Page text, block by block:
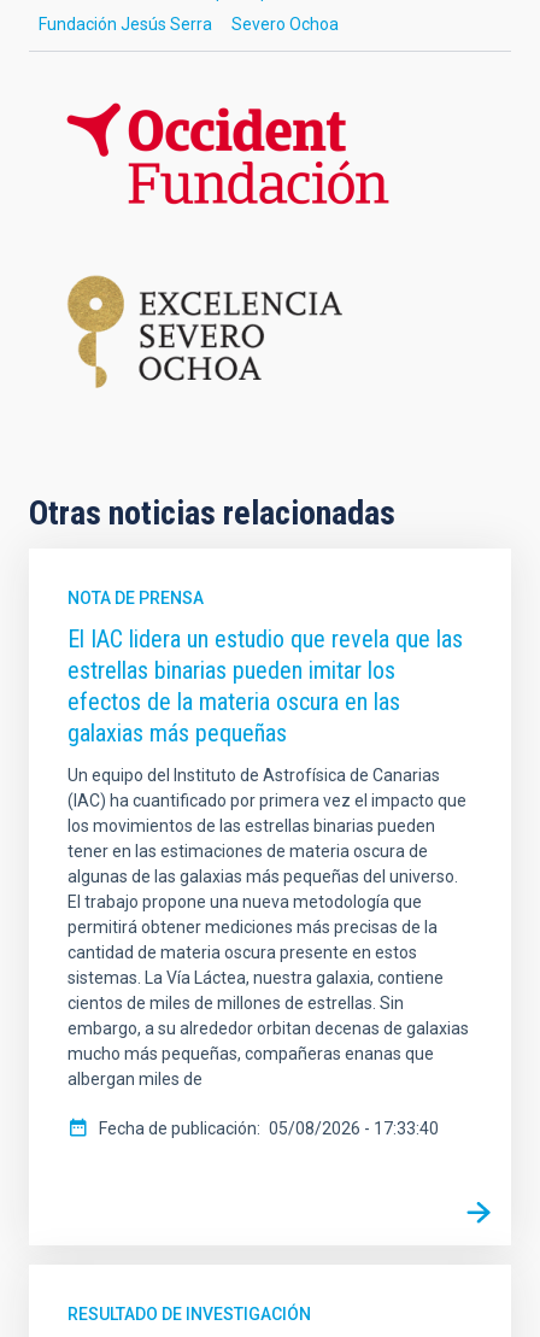
Fundación Jesús Serra
Severo Ochoa
Otras noticias relacionadas
NOTA DE PRENSA
El IAC lidera un estudio que revela que las
estrellas binarias pueden imitar los
efectos de la materia oscura en las
galaxias más pequeñas
Un equipo del Instituto de Astrofísica de Canarias
(IAC) ha cuantificado por primera vez el impacto que
los movimientos de las estrellas binarias pueden
tener en las estimaciones de materia oscura de
algunas de las galaxias más pequeñas del universo.
El trabajo propone una nueva metodología que
permitirá obtener mediciones más precisas de la
cantidad de materia oscura presente en estos
sistemas. La Vía Láctea, nuestra galaxia, contiene
cientos de miles de millones de estrellas. Sin
embargo, a su alrededor orbitan decenas de galaxias
mucho más pequeñas, compañeras enanas que
albergan miles de
Fecha de publicación 05/08/2026 - 17:33:40
RESULTADO DE INVESTIGACIÓN